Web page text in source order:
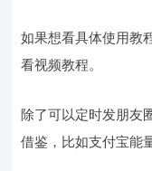
如果想看具体使用教
看视频教程。
除了可以定时发朋友
借鉴，比如支付宝能